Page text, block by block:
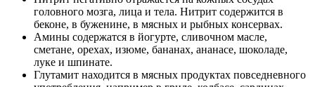
головного мозга, лица и тела. Нитрит содержится в
беконе, в буженине, в мясных и рыбных консервах.
Амины содержатся в йогурте, сливочном масле,
сметане, орехах, изюме, бананах, ананасе, шоколаде,
луке и шпинате.
Глутамит находится в мясных продуктах повседневного